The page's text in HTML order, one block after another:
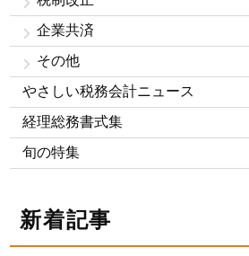
企業共済
その他
やさしい税務会計ニュース
経理総務書式集
旬の特集
新着記事